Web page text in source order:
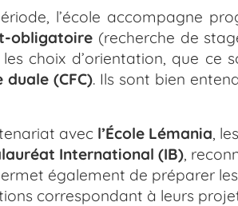
l’école accompagne
obligatoire(recherche de
choix d’orientation, que
duale (CFC). Ils sont bien
avec l’École Lémania,
International (IB),
également de préparer
correspondant à leurs